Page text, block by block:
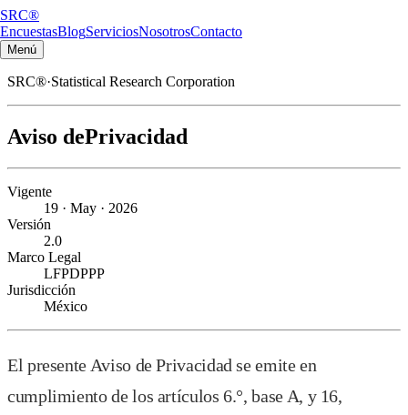
SRC®
EncuestasBlogServiciosNosotrosContacto
Menú
SRC®·Statistical Research Corporation
Aviso dePrivacidad
Vigente
19 · May · 2026
Versión
2.0
Marco Legal
LFPDPPP
Jurisdicción
México
El presente Aviso de Privacidad se emite en
cumplimiento de los artículos 6.°, base A, y 16,